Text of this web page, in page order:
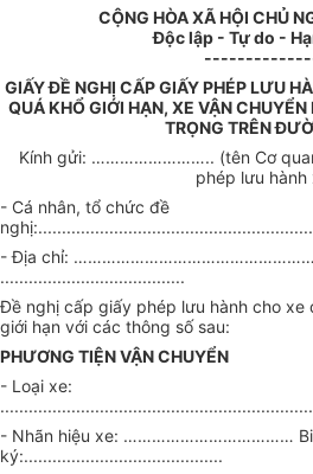
CỘNG HÒA XÃ HỘI CHỦ
Độc lập - Tự do -
GIẤY ĐỀ NGHỊ CẤP GIẤY PHÉP LƯU
QUÁ KHỔ GIỚI HẠN, XE VẬN
TRỌNG TRÊN
Kính gửi: …………………….. (tên Cơ
phép lưu hành
- Cá nhân, tổ chức đề
- Địa chỉ: ……………………………………………
.......................................
Đề nghị cấp giấy phép lưu hành cho xe
giới hạn với các thông số sau:
PHƯƠNG TIỆN VẬN CHUYỂN
- Loại xe:
- Nhãn hiệu xe: ………………………………
ký:..........................................